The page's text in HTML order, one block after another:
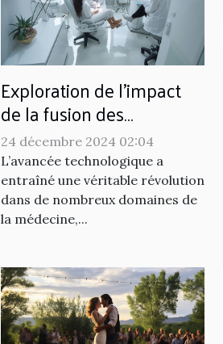
Exploration de l'impact
de la fusion des
technologies dans
l'orthopédie et la
podologie
24 décembre 2024 02:04
L’avancée technologique a
entraîné une véritable révolution
dans de nombreux domaines de
la médecine,...